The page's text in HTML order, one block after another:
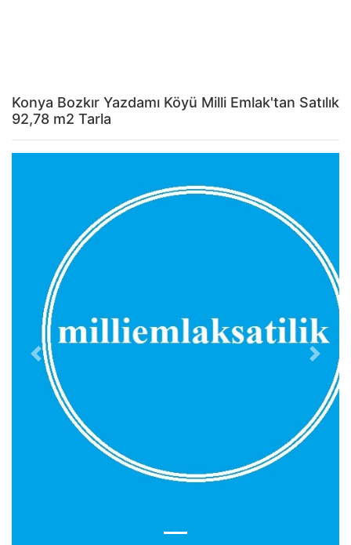
Konya Bozkır Yazdamı Köyü Milli Emlak'tan Satılık
92,78 m2 Tarla
Previous Next